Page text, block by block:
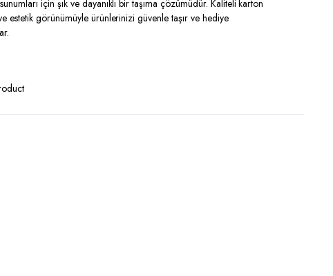
için şık ve dayanıklı bir taşıma çözümüdür. Kaliteli karton
estetik görünümüyle ürünlerinizi güvenle taşır ve hediye